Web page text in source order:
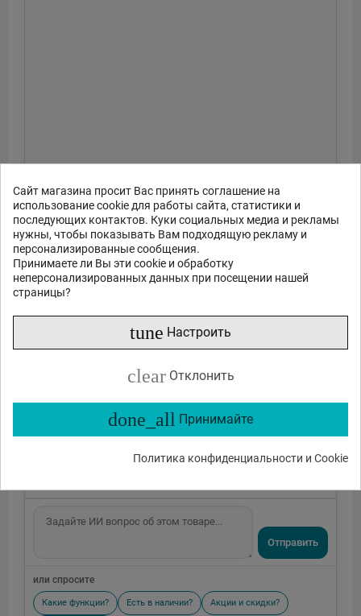
Сайт магазина просит Вас принять соглашение на
использование cookie для работы сайта, статистики и
последующих контактов. Куки социальных медиа и рекламы
нужны, чтобы показывать Вам подходящую рекламу и
персонализированные сообщения.
Принимаете ли Вы эти cookie и обработку
неперсонализированных данных при посещении нашей
страницы?
tune Настроить
clear Отклонить
done_all Принимайте
Политика конфиденциальности и Cookie
Отправить
или спросите
Какие функции? Есть в наличии? Акции и скидки?